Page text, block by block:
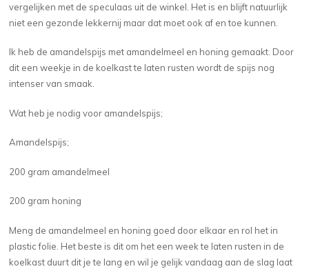
vergelijken met de speculaas uit de winkel. Het is en blijft natuurlijk
niet een gezonde lekkernij maar dat moet ook af en toe kunnen.
Ik heb de amandelspijs met amandelmeel en honing gemaakt. Door
dit een weekje in de koelkast te laten rusten wordt de spijs nog
intenser van smaak.
Wat heb je nodig voor amandelspijs;
Amandelspijs;
200 gram amandelmeel
200 gram honing
Meng de amandelmeel en honing goed door elkaar en rol het in
plastic folie. Het beste is dit om het een week te laten rusten in de
koelkast duurt dit je te lang en wil je gelijk vandaag aan de slag laat